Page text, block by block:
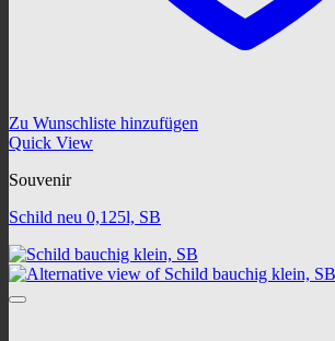
Zu Wunschliste hinzufügen
Quick View
Souvenir
Schild neu 0,125l, SB